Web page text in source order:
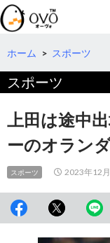
検
索
コ
テ
へ
動
ホーム > スポーツ
スポーツ
上田は途中
ーのオラン
スポーツ 2023年12